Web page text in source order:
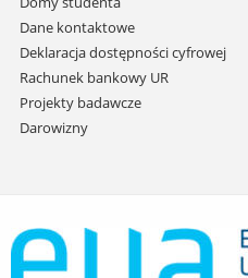
Dane kontaktowe
Deklaracja dostępności cyfrowej
Rachunek bankowy UR
Projekty badawcze
Darowizny